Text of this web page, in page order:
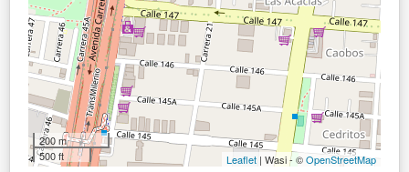
200 m
500 ft
Leaflet | Wasi - ©OpenStreetMap